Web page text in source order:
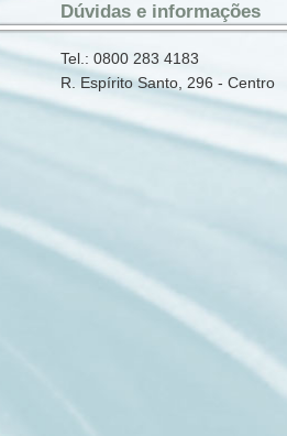
Dúvidas e informações
Tel.: 0800 283 4183
R. Espírito Santo, 296 - Centro